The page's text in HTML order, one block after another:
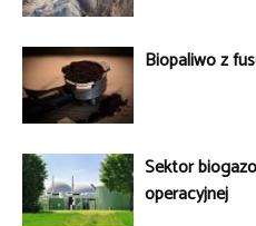
Biopaliwo z
Sektor
operacyjnej